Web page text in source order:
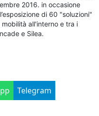
2016. in occasione
di 60 "soluzioni"
all'interno e tra i
e Silea.
Telegram